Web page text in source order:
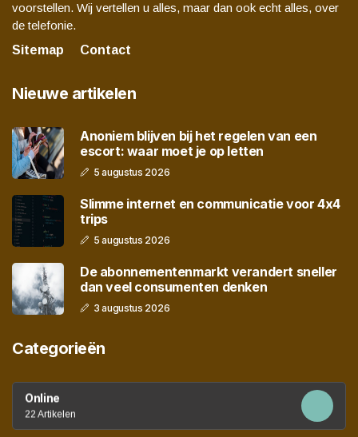
voorstellen. Wij vertellen u alles, maar dan ook echt alles, over
de telefonie.
Sitemap
Contact
Nieuwe artikelen
Anoniem blijven bij het regelen van een
escort: waar moet je op letten
5 augustus 2026
Slimme internet en communicatie voor 4x4
trips
5 augustus 2026
De abonnementenmarkt verandert sneller
dan veel consumenten denken
3 augustus 2026
Categorieën
Online
22 Artikelen